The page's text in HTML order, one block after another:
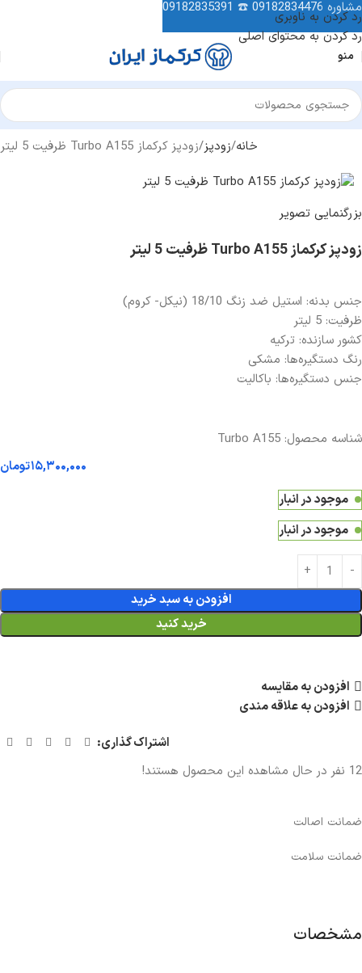
رد کردن به ناوبری
رد کردن به محتوای اصلی
منو
خانه زودپز زودپز کرکماز Turbo A155 ظرفیت 5 لیتر
بزرگنمایی تصویر
زودپز کرکماز Turbo A155 ظرفیت 5 لیتر
جنس بدنه: استیل ضد زنگ 18/10 (نیکل- کروم)
ظرفیت: 5 لیتر
کشور سازنده: ترکیه
رنگ دستگیره‌ها: مشکی
جنس دستگیره‌ها: باکالیت
شناسه محصول: Turbo A155
۱۵,۳۰۰,۰۰۰تومان
موجود در انبار
موجود در انبار
افزودن به سبد خرید
خرید کنید
افزودن به مقایسه
افزودن به علاقه مندی
اشتراک گذاری:
12 نفر در حال مشاهده این محصول هستند!
ضمانت اصالت
ضمانت سلامت
مشخصات
مشاوره 09182834476
☎️
09182835391